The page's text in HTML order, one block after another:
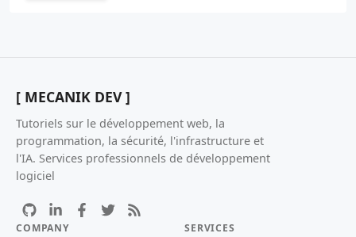
[ MECANIK DEV ]
Tutoriels sur le développement web, la
programmation, la sécurité, l'infrastructure et
l'IA. Services professionnels de développement
logiciel
COMPANY SERVICES